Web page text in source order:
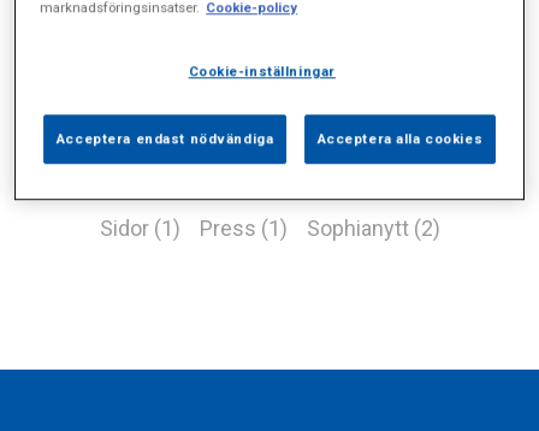
Sidor (1) Press (1) Sophianytt (2)
marknadsföringsinsatser. Cookie-policy
Cookie-inställningar
Acceptera endast nödvändiga Acceptera alla cookies